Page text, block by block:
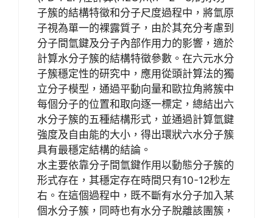
子簇的結構特徵和分子尺度過程中，將氫原
子視為單一的裸露質子，由於其充分考慮到
分子間氫鍵及分子內部作用力的影響，適於
計算水分子簇的結構特徵參數。在六元水分
子簇穩定性的研究中，應用從頭計算法的獨
立分子模型，通過平動向量和歐拉角將簇中
每個分子的位置和取向逐一標定，總結出六
水分子簇的五種結構形式，並通過計算氫鍵
強度及自由能的大小，得出環狀六水分子簇
具有最穩定結構的結論。
水主要依靠分子間氫鍵作用以動態分子簇的
形式存在，其穩定存在時間只有10-12秒左
右。在這個過程中，既不斷有水分子加入某
個水分子簇，同時也有水分子脫離該團簇，